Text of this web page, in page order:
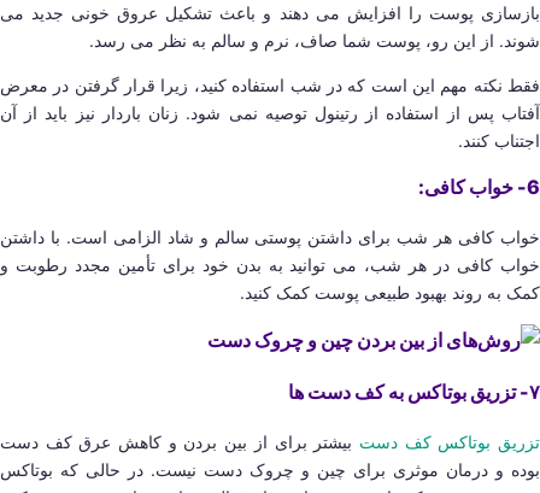
بازسازی پوست را افزایش می دهند و باعث تشکیل عروق خونی جدید می
شوند. از این رو، پوست شما صاف، نرم و سالم به نظر می رسد.
فقط نکته مهم این است که در شب استفاده کنید، زیرا قرار گرفتن در معرض
آفتاب پس از استفاده از رتینول توصیه نمی شود. زنان باردار نیز باید از آن
اجتناب کنند.
6- خواب کافی:
خواب کافی هر شب برای داشتن پوستی سالم و شاد الزامی است. با داشتن
خواب کافی در هر شب، می توانید به بدن خود برای تأمین مجدد رطوبت و
کمک به روند بهبود طبیعی پوست کمک کنید.
۷- تزریق بوتاکس به کف دست ها
تزریق بوتاکس کف دست بیشتر برای از بین بردن و کاهش عرق کف دست
بوده و درمان موثری برای چین و چروک دست نیست. در حالی که بوتاکس